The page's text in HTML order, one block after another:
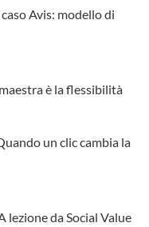
Avis: modello di
è la flessibilità
un clic cambia la
lezione da Social Value